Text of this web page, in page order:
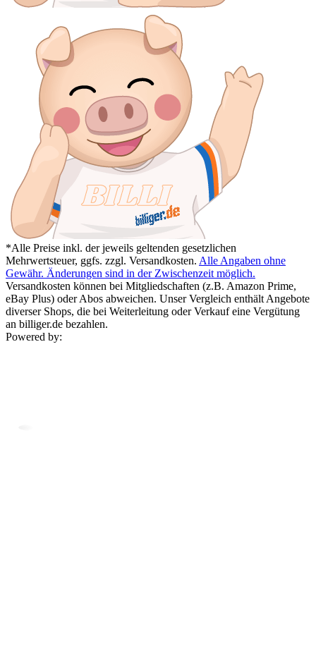
*Alle Preise inkl. der jeweils geltenden gesetzlichen
Mehrwertsteuer, ggfs. zzgl. Versandkosten. Alle Angaben ohne
Gewähr. Änderungen sind in der Zwischenzeit möglich.
Versandkosten können bei Mitgliedschaften (z.B. Amazon Prime,
eBay Plus) oder Abos abweichen. Unser Vergleich enthält Angebote
diverser Shops, die bei Weiterleitung oder Verkauf eine Vergütung
an billiger.de bezahlen.
Powered by: